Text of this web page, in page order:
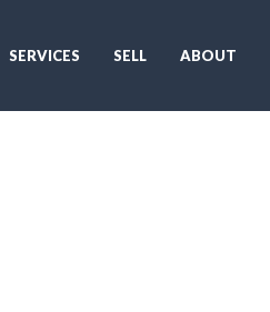
SERVICES SELL ABOUT